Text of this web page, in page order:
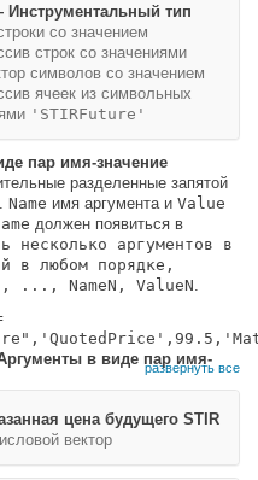
Инструментальный тип
со значением
строк со значениями
символов со значением
ячеек из символьных
'STIRFuture'
пар имя-значение
разделенные запятой
Name имя аргумента и Value
должен появиться в
несколько аргументов в
в любом порядке,
..., NameN, ValueN.
в виде пар имя-
развернуть все
цена будущего STIR
вектор